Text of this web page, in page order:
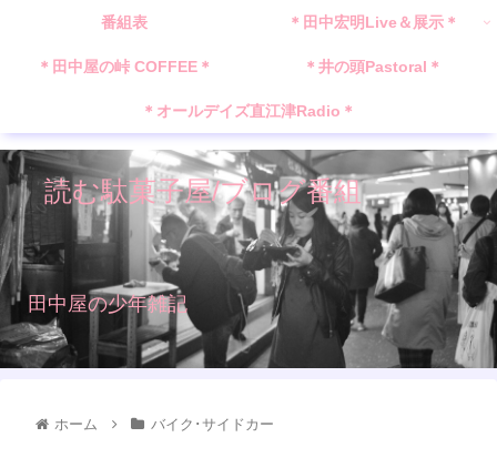
読む駄菓子屋/ブログ番組
田中屋の少年雑記
番組表 ＊田中宏明Live＆展示＊
＊田中屋の峠 COFFEE＊ ＊井の頭Pastoral＊
＊オールデイズ直江津Radio＊
ホーム バイク･サイドカー